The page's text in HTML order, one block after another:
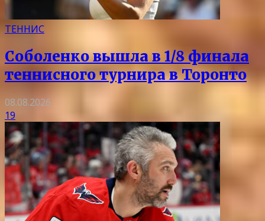
ТЕННИС
Соболенко вышла в 1/8 финала
теннисного турнира в Торонто
08.08.2026
19